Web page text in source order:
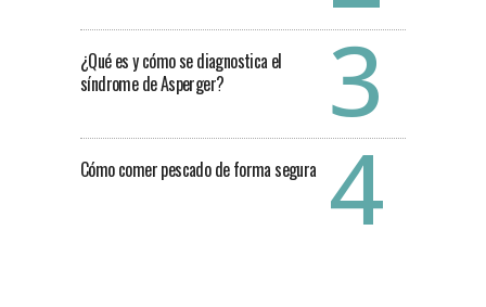
¿Qué es y cómo se diagnostica el
síndrome de Asperger?
Cómo comer pescado de forma segura